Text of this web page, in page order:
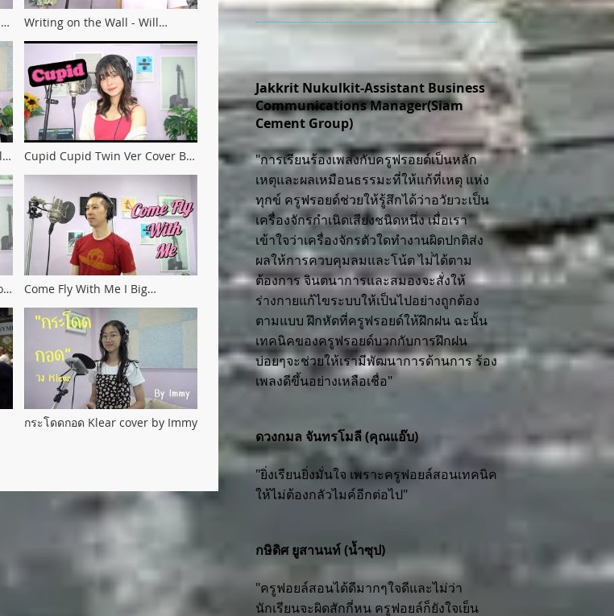
Writing on the Wall - Will
cover by Atita
Cupid Cupid Twin Ver Cover By
Come Fly With Me I Big
กระโดดกอด Klear cover by Immy
Jakkrit Nukulkit-Assistant Business
Communications Manager(Siam
Cement Group)
"การเรียนร้องเพลงกับครูฟรอยด์เป็นหลัก
เหตุและผลเหมือนธรรมะที่ให้แก้ที่เหตุ แห่ง
ทุกข์ ครูฟรอยด์ช่วยให้รู้สึกได้ว่าอวัยวะเป็น
เครื่องจักรกำเนิดเสียงชนิดหนึ่ง เมื่อเรา
เข้าใจว่าเครื่องจักรตัวใดทำงานผิดปกติส่ง
ผลให้การควบคุมลมและโน้ต ไม่่ได้ตาม
ต้องการ จินตนาการและสมองจะสั่งให้
ร่างกายแก้ไขระบบให้เป็นไปอย่างถูกต้อง
ตามแบบ ฝึกหัดที่ครูฟรอยด์ให้ฝึกฝน ฉะนั้น
เทคนิคของครูฟรอยด์บวกกับการฝึกฝน
บ่อยๆจะช่วยให้เรามีพัฒนาการด้านการ ร้อง
เพลงดีขึ้นอย่างเหลือเชื่อ"
ดวงกมล จันทรโมลี (คุณแอ๊บ)
"ยิ่งเรียนยิ่งมั่นใจ เพราะครูฟอยล์สอนเทคนิค
ให้ไม่ต้องกลัวไมค์อีกต่อไป"
กษิดิศ ยูสานนท์ (นํ้าซุป)
"ครูฟอยล์สอนได้ดีมากๆใจดีและไม่ว่า
นักเรียนจะผิดสักกี่หน ครูฟอยล์ก็ยังใจเย็น